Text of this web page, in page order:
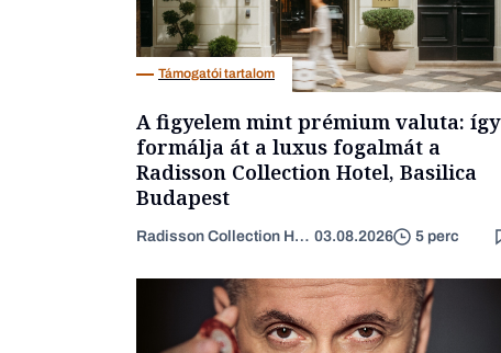
Támogatói tartalom
A figyelem mint prémium valuta: így
formálja át a luxus fogalmát a
Radisson Collection Hotel, Basilica
Budapest
Radisson Collection Hotel 03.08.2026 5 perc